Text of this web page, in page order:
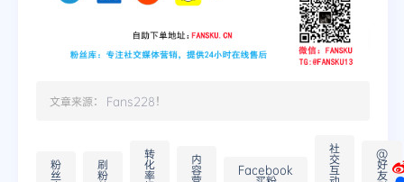
文章来源： Fans228！
粉
丝
刷
粉
转
化
率
内
容 Facebook
社
交
互
@
好
友